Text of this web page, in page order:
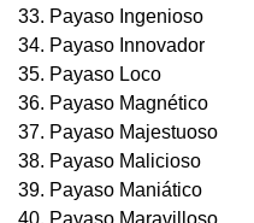
33. Payaso Ingenioso
34. Payaso Innovador
35. Payaso Loco
36. Payaso Magnético
37. Payaso Majestuoso
38. Payaso Malicioso
39. Payaso Maniático